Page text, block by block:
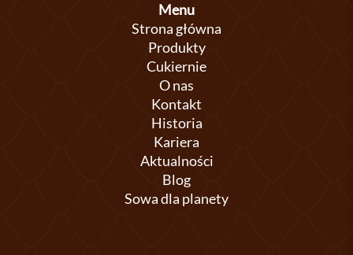
Menu
Strona główna
Produkty
Cukiernie
O nas
Kontakt
Historia
Kariera
Aktualności
Blog
Sowa dla planety